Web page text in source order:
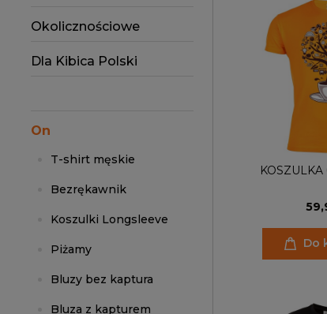
Okolicznościowe
Dla Kibica Polski
On
T-shirt męskie
Bezrękawnik
Koszulki Longsleeve
Piżamy
Bluzy bez kaptura
Bluza z kapturem
KOSZULKA
Do